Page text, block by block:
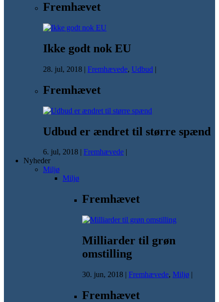
Fremhævet
Ikke godt nok EU
28. jul, 2018 | Fremhævede, Udbud |
Fremhævet
Udbud er ændret til større spænd
6. jul, 2018 | Fremhævede |
Nyheder
Miljø
Miljø
Fremhævet
Milliarder til grøn
omstilling
30. jun, 2018 | Fremhævede, Miljø |
Fremhævet